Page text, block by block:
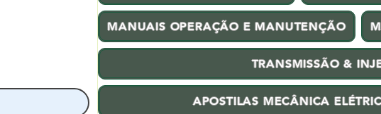
MANUAIS OPERAÇÃO E MANUTENÇÃO
TRANSMISSÃO &
APOSTILAS MECÂNICA